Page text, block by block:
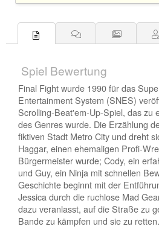
Spiel Bewertung
Final Fight wurde 1990 für das
Entertainment System (SNES)
Scrolling-Beat'em-Up-Spiel, das zu
des Genres wurde. Die Erzählung
fiktiven Stadt Metro City und dreht
Haggar, einen ehemaligen Profi-
Bürgermeister wurde; Cody, ein
und Guy, ein Ninja mit schnellen
Geschichte beginnt mit der
Jessica durch die ruchlose Mad
dazu veranlasst, auf die Straße zu
Bande zu kämpfen und sie zu retten.